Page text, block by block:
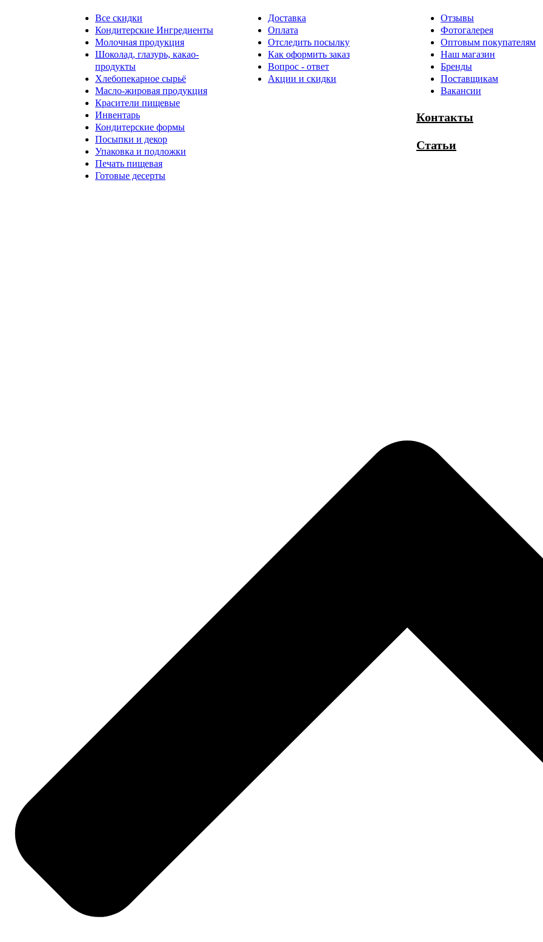
Все скидки
Кондитерские Ингредиенты
Молочная продукция
Шоколад, глазурь, какао-
продукты
Хлебопекарное сырьё
Масло-жировая продукция
Красители пищевые
Инвентарь
Кондитерские формы
Посыпки и декор
Упаковка и подложки
Печать пищевая
Готовые десерты
Доставка
Оплата
Отследить посылку
Как оформить заказ
Вопрос - ответ
Акции и скидки
Отзывы
Фотогалерея
Оптовым покупателям
Наш магазин
Бренды
Поставщикам
Вакансии
Контакты
Статьи